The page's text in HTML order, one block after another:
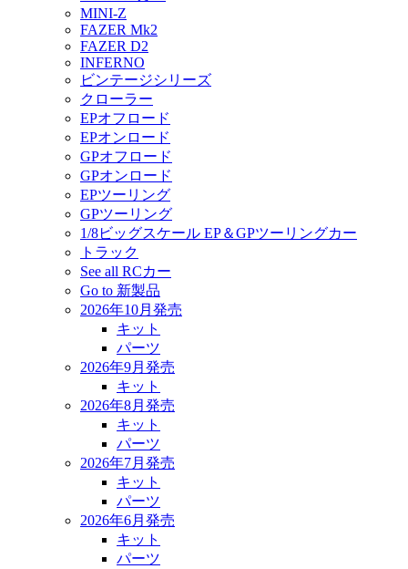
MINI-Z
FAZER Mk2
FAZER D2
INFERNO
ビンテージシリーズ
クローラー
EPオフロード
EPオンロード
GPオフロード
GPオンロード
EPツーリング
GPツーリング
1/8ビッグスケール EP＆GPツーリングカー
トラック
See all RCカー
Go to 新製品
2026年10月発売
キット
パーツ
2026年9月発売
キット
2026年8月発売
キット
パーツ
2026年7月発売
キット
パーツ
2026年6月発売
キット
パーツ